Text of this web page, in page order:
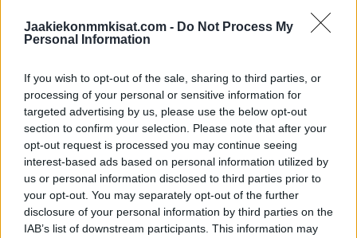
Jaakiekonmmkisat.com - Do Not Process My
Personal Information
If you wish to opt-out of the sale, sharing to third parties, or
processing of your personal or sensitive information for
targeted advertising by us, please use the below opt-out
section to confirm your selection. Please note that after your
opt-out request is processed you may continue seeing
interest-based ads based on personal information utilized by
us or personal information disclosed to third parties prior to
your opt-out. You may separately opt-out of the further
disclosure of your personal information by third parties on the
IAB’s list of downstream participants. This information may
KIRJOITTI.#MMKISAT #LEIJONAT
Jos twiitti ei näy laitteellasi voit katsoa sen suoraanTwitteristä
Tshekki otti maalivahdin pois yli kaksi minuuttia ennen
loppua ja pääsi hakemaan tasoitusta kuudella viittä vastaan.
Leijonat taisteli kuitenkin loppuun saakka upeasti ja selvitti
tiensä neljän parhaan joukkoon.